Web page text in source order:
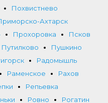
Похвистнево
Ахтарск
Прохоровка
Псков
Путилково
Пушкино
Радомышль
Раменское
Рахов
Репьевка
Ровно
Рогатин